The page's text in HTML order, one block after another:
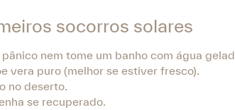
socorros solares
nem tome um banho com água
vera puro (melhor se estiver fresco).
no deserto.
se recuperado.